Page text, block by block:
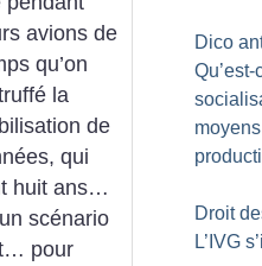
avions de
qu’on
la
de
qui
huit ans…
scénario
pour
Dico
Droit
L’IVG